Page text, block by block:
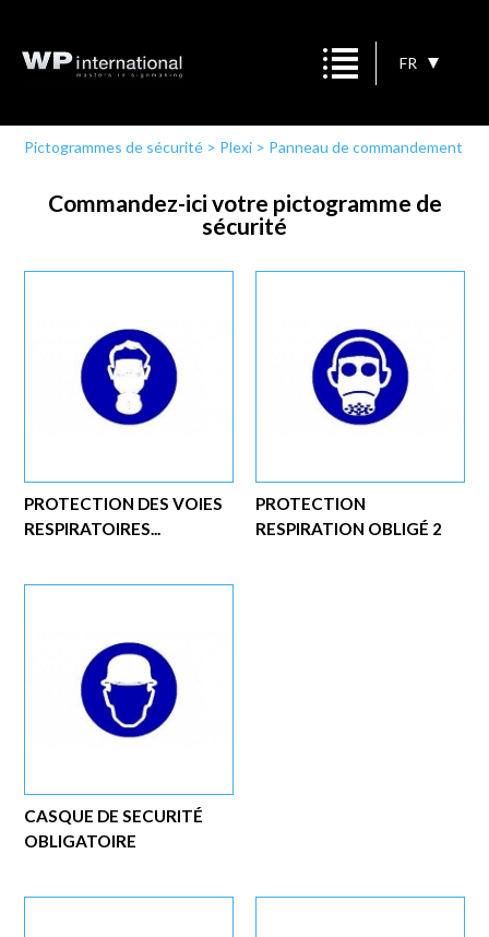
FR
Pictogrammes de sécurité > Plexi > Panneau de commandement
Commandez-ici votre pictogramme de
sécurité
PROTECTION DES VOIES
RESPIRATOIRES...
PROTECTION
RESPIRATION OBLIGÉ 2
CASQUE DE SECURITÉ
OBLIGATOIRE